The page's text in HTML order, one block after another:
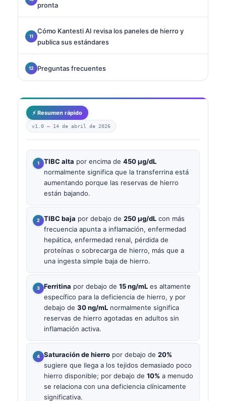
pronta
Cómo Kantesti AI revisa los paneles de hierro y
publica sus estándares
Preguntas frecuentes
⚡ Resumen rápido
v1.0 — 14 de abril de 2026
TIBC alta por encima de 450 µg/dL
normalmente significa que la transferrina está
aumentando porque las reservas de hierro
están bajando.
TIBC baja por debajo de 250 µg/dL con más
frecuencia apunta a inflamación, enfermedad
hepática, enfermedad renal, pérdida de
proteínas o sobrecarga de hierro, más que a
una ingesta simple baja de hierro.
Ferritina por debajo de 15 ng/mL es altamente
específico para la deficiencia de hierro, y por
debajo de 30 ng/mL normalmente significa
reservas de hierro agotadas en adultos sin
inflamación activa.
Saturación de hierro por debajo de 20%
sugiere que llega a los tejidos demasiado poco
hierro disponible; por debajo de 10% a menudo
se relaciona con una deficiencia clínicamente
significativa.